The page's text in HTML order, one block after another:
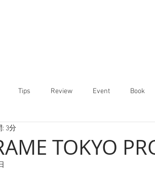
Tips Review Event Book
TOKYO
: 3分